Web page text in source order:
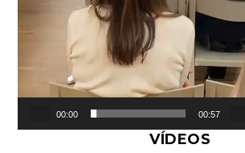
00:00 00:57
VÍDEOS